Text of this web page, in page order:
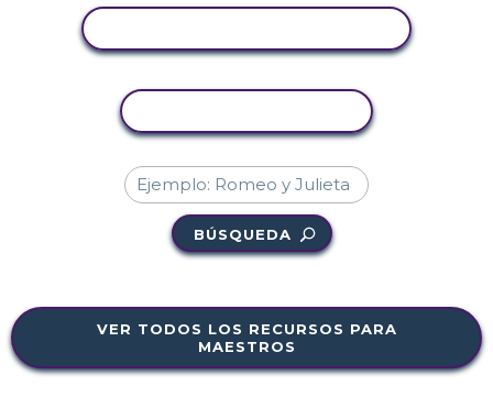
BÚSQUEDA
VER TODOS LOS RECURSOS PARA
MAESTROS